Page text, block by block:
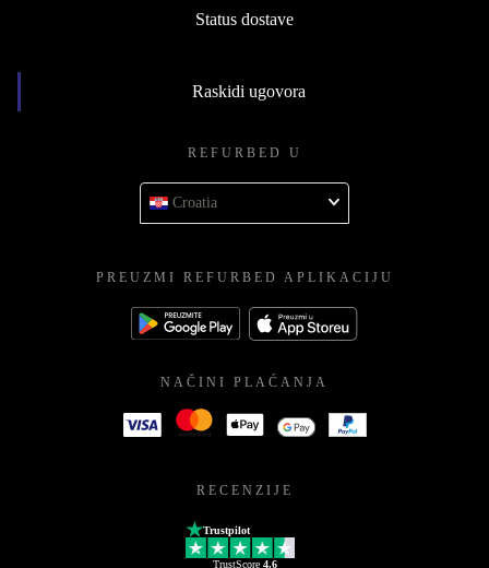
Status dostave
Raskidi ugovora
REFURBED U
Croatia
PREUZMI REFURBED APLIKACIJU
NAČINI PLAĆANJA
RECENZIJE
Trustpilot
TrustScore 4.6